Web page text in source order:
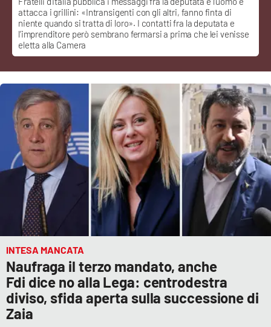
Ambiente
Cronaca
Economia e Lavoro
Politica
Sanità
Società
Sport
RUBRICHE
Good Morning Vietnam
attacca i grillini: «Intransigenti con gli altri, fanno finta di
niente quando si tratta di loro». I contatti fra la deputata e
l’imprenditore però sembrano fermarsi a prima che lei venisse
eletta alla Camera
INTESA MANCATA
Naufraga il terzo mandato, anche
Fdi dice no alla Lega: centrodestra
diviso, sfida aperta sulla successione di
Zaia